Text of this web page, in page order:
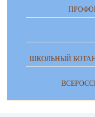
ШКОЛЬНЫЙ